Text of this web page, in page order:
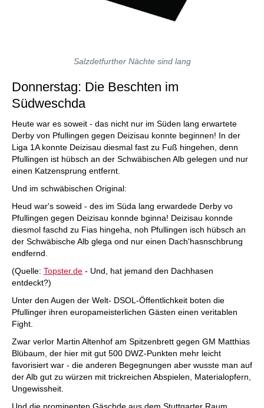
Salzdetfurther Nächte sind lang
Donnerstag: Die Beschten im
Südweschda
Heute war es soweit - das nicht nur im Süden lang erwartete
Derby von Pfullingen gegen Deizisau konnte beginnen! In der
Liga 1A konnte Deizisau diesmal fast zu Fuß hingehen, denn
Pfullingen ist hübsch an der Schwäbischen Alb gelegen und nur
einen Katzensprung entfernt.
Und im schwäbischen Original:
Heud war's soweid - des im Süda lang erwardede Derby vo
Pfullingen gegen Deizisau konnde bginna! Deizisau konnde
diesmol faschd zu Fias hingeha, noh Pfullingen isch hübsch an
der Schwäbische Alb glega ond nur einen Dach'hasnschbrung
endfernd.
(Quelle: Topster.de - Und, hat jemand den Dachhasen
entdeckt?)
Unter den Augen der Welt- DSOL-Öffentlichkeit boten die
Pfullinger ihren europameisterlichen Gästen einen veritablen
Fight.
Zwar verlor Martin Altenhof am Spitzenbrett gegen GM Matthias
Blübaum, der hier mit gut 500 DWZ-Punkten mehr leicht
favorisiert war - die anderen Begegnungen aber wusste man auf
der Alb gut zu würzen mit trickreichen Abspielen, Materialopfern,
Ungewissheit.